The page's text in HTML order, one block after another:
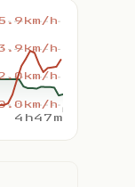
4h47m
h
h
h
h